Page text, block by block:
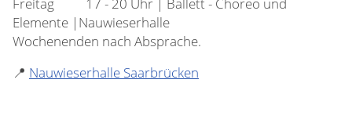
Freitag 17 - 20 Uhr | Ballett - Choreo und
Elemente |Nauwieserhalle
Wochenenden nach Absprache.
📍 Nauwieserhalle Saarbrücken